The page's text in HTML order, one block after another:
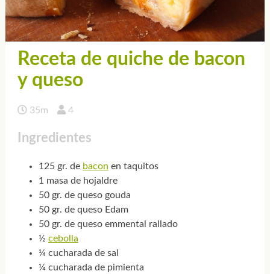
Receta de quiche de bacon
y queso
35m 4
Ingredientes
125 gr. de bacon en taquitos
1 masa de hojaldre
50 gr. de queso gouda
50 gr. de queso Edam
50 gr. de queso emmental rallado
½ cebolla
¼ cucharada de sal
¼ cucharada de pimienta